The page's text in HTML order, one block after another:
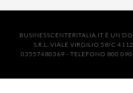
BUSINESSCENTERITALIA.IT È UN
S.R.L. VIALE VIRGILIO 58/C
03557480369 - TELEFONO 800 090